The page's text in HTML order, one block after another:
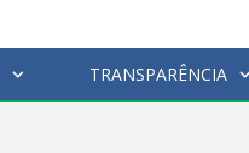
TRANSPARÊNCIA